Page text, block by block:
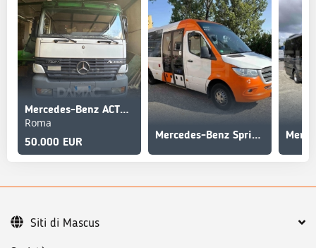
Mercedes-Benz ACTROS 1831
Roma
50.000 EUR
Mercedes-Benz Sprinter
Siti di Mascus